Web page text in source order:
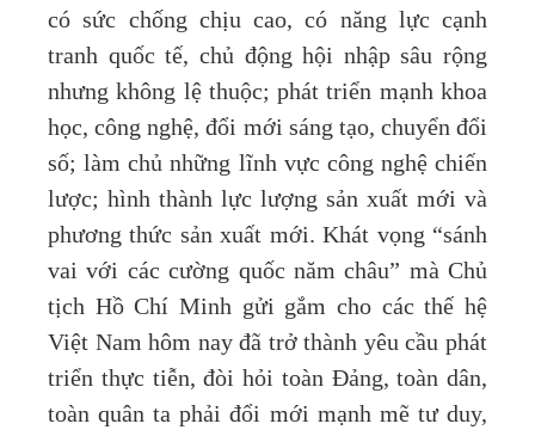
có sức chống chịu cao, có năng lực cạnh
tranh quốc tế, chủ động hội nhập sâu rộng
nhưng không lệ thuộc; phát triển mạnh khoa
học, công nghệ, đổi mới sáng tạo, chuyển đổi
số; làm chủ những lĩnh vực công nghệ chiến
lược; hình thành lực lượng sản xuất mới và
phương thức sản xuất mới. Khát vọng “sánh
vai với các cường quốc năm châu” mà Chủ
tịch Hồ Chí Minh gửi gắm cho các thế hệ
Việt Nam hôm nay đã trở thành yêu cầu phát
triển thực tiễn, đòi hỏi toàn Đảng, toàn dân,
toàn quân ta phải đổi mới mạnh mẽ tư duy,